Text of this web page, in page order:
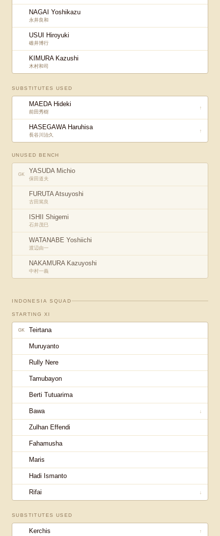
NAGAI Yoshikazu
永井良和
USUI Hiroyuki
碓井博行
KIMURA Kazushi
木村和司
SUBSTITUTES USED
MAEDA Hideki
前田秀樹
↑
HASEGAWA Haruhisa
長谷川治久
↑
UNUSED BENCH
GK YASUDA Michio
保田道夫
FURUTA Atsuyoshi
古田篤良
ISHII Shigemi
石井茂巳
WATANABE Yoshiichi
渡辺由一
NAKAMURA Kazuyoshi
中村一義
INDONESIA SQUAD
STARTING XI
GK Teirtana
Muruyanto
Rully Nere
Tamubayon
Berti Tutuarima
Bawa ↓
Zulhan Effendi
Fahamusha
Maris
Hadi Ismanto
Rifai ↓
SUBSTITUTES USED
Kerchis ↑